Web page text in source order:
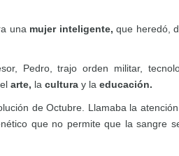
una mujer inteligente, que heredó,
Pedro, trajo orden militar,
, el arte, la cultura y la educación.
de Octubre. Llamaba la
que no permite que la sangre